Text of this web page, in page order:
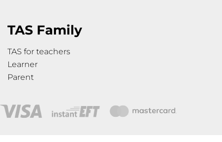
TAS Family
TAS for teachers
Learner
Parent